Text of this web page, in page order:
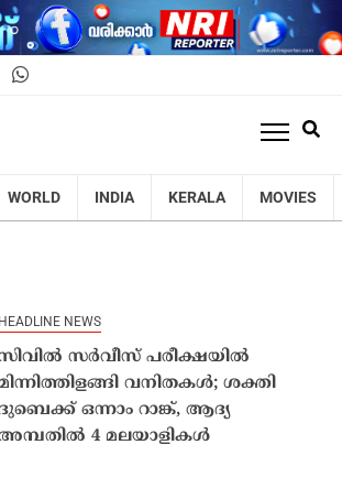
WORLD INDIA KERALA MOVIES
HEADLINE NEWS
സര്‍വീസ് പരീക്ഷയിൽ
മിന്നിത്തിളങ്ങി വനിതകൾ; ശക്തി
ഒന്നാം റാങ്ക്, ആദ്യ
4 മലയാളികള്‍